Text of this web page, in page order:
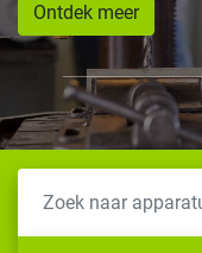
Ontdek meer